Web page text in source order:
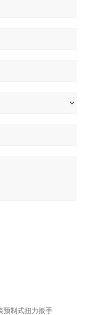
预制式扭力扳手